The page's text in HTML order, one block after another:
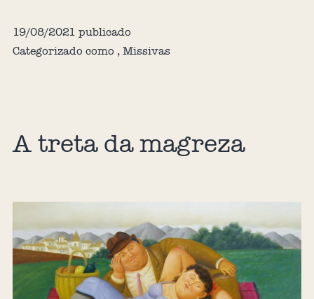
19/08/2021 publicado
Categorizado como , Missivas
A treta da magreza